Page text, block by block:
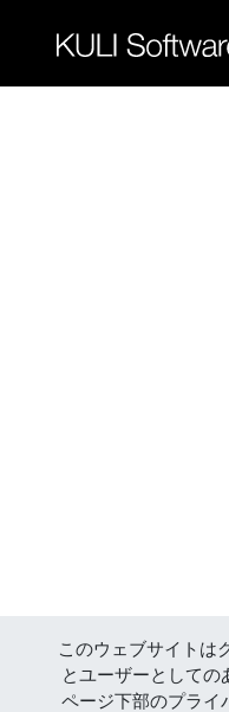
このウェブサイトは
とユーザーとしての
ページ下部のプライ